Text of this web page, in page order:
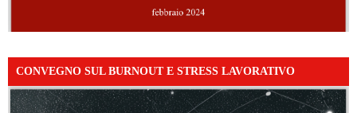
CONVEGNO SUL BURNOUT E STRESS LAVORATIVO